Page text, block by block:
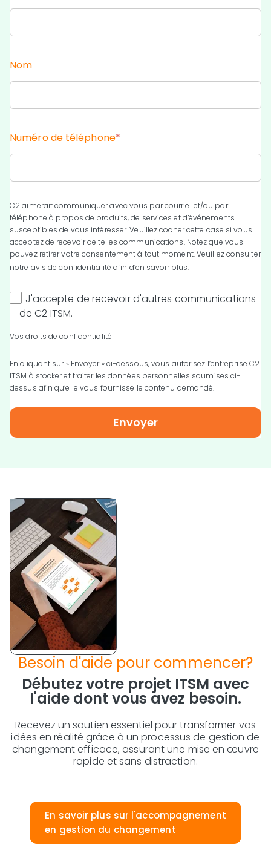
Nom
Numéro de téléphone*
C2 aimerait communiquer avec vous par courriel et/ou par
téléphone à propos de produits, de services et d’événements
susceptibles de vous intéresser. Veuillez cocher cette case si vous
acceptez de recevoir de telles communications. Notez que vous
pouvez retirer votre consentement à tout moment. Veuillez consulter
notre avis de confidentialité afin d’en savoir plus.
J'accepte de recevoir d'autres communications
de C2 ITSM.
Vos droits de confidentialité
En cliquant sur « Envoyer » ci-dessous, vous autorisez l’entreprise C2
ITSM à stocker et traiter les données personnelles soumises ci-
dessus afin qu’elle vous fournisse le contenu demandé.
Besoin d'aide pour commencer?
Débutez votre projet ITSM avec
l'aide dont vous avez besoin.
Recevez un soutien essentiel pour transformer vos
idées en réalité grâce à un processus de gestion de
changement efficace, assurant une mise en œuvre
rapide et sans distraction.
En savoir plus sur l'accompagnement
en gestion du changement